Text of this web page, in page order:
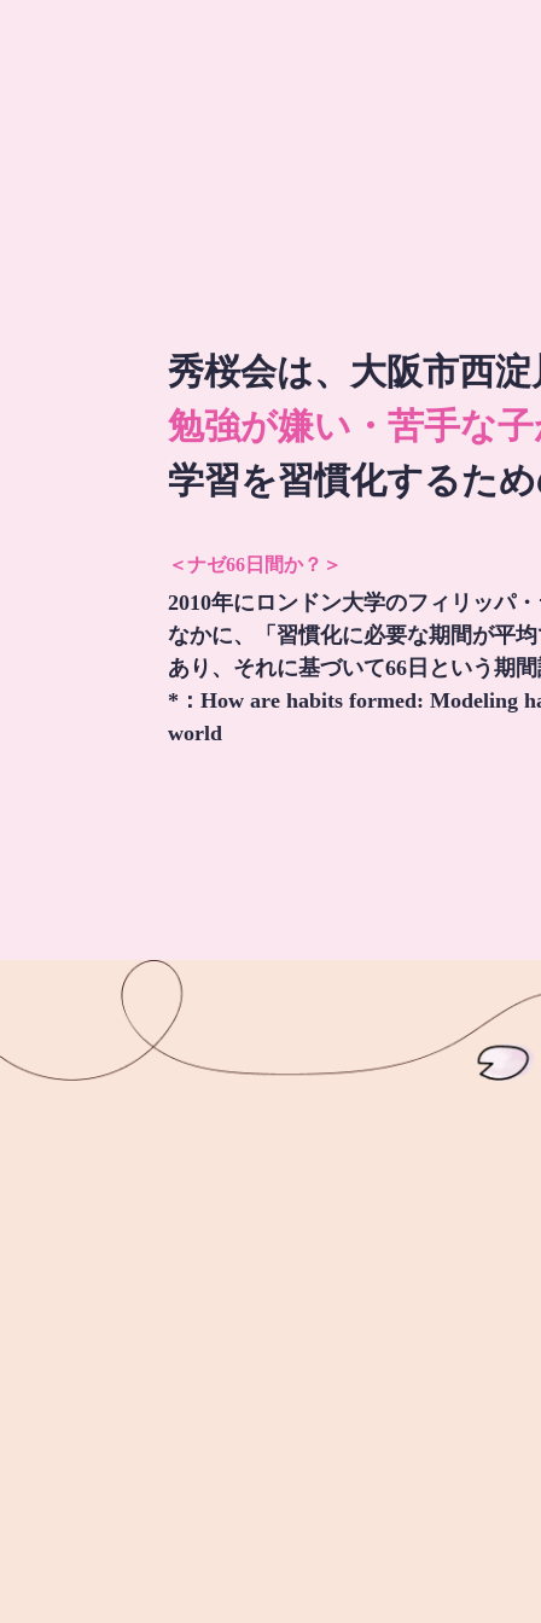
秀桜会は、大阪市西
勉強が嫌い・苦手な
学習を習慣化するた
＜ナゼ66日間か？＞
2010年にロンドン大学のフィリッパ
なかに、「習慣化に必要な期間が平
あり、それに基づいて66日という期
*：How are habits formed: Modeling
world